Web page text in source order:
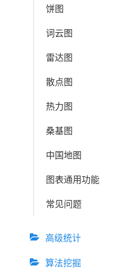
饼图
词云图
雷达图
散点图
热力图
桑基图
中国地图
图表通用功能
常见问题
高级统计
算法挖掘